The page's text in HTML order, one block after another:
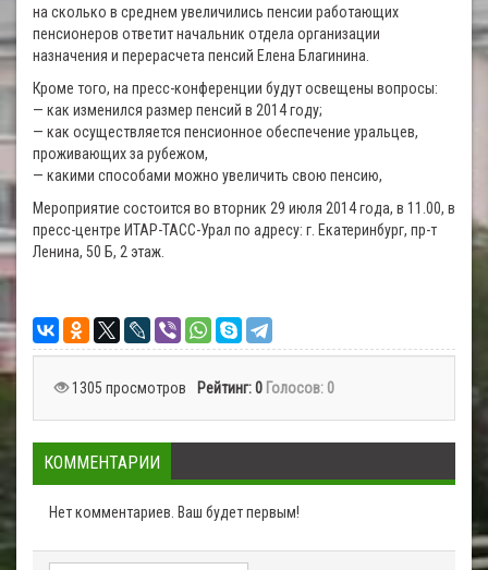
на сколько в среднем увеличились пенсии работающих
пенсионеров ответит начальник отдела организации
назначения и перерасчета пенсий Елена Благинина.
Кроме того, на пресс-конференции будут освещены вопросы:
— как изменился размер пенсий в 2014 году;
— как осуществляется пенсионное обеспечение уральцев,
проживающих за рубежом,
— какими способами можно увеличить свою пенсию,
Мероприятие состоится во вторник 29 июля 2014 года, в 11.00, в
пресс-центре ИТАР-ТАСС-Урал по адресу: г. Екатеринбург, пр-т
Ленина, 50 Б, 2 этаж.
1305 просмотров Рейтинг:0 Голосов: 0
КОММЕНТАРИИ
Нет комментариев. Ваш будет первым!